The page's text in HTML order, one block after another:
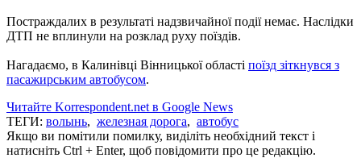
Постраждалих в результаті надзвичайної події немає. Наслідки
ДТП не вплинули на розклад руху поїздів.
Нагадаємо, в Калинівці Вінницької області поїзд зіткнувся з
пасажирським автобусом.
Читайте Korrespondent.net в Google News
ТЕГИ: волынь, железная дорога, автобус
Якщо ви помітили помилку, виділіть необхідний текст і
натисніть Ctrl + Enter, щоб повідомити про це редакцію.